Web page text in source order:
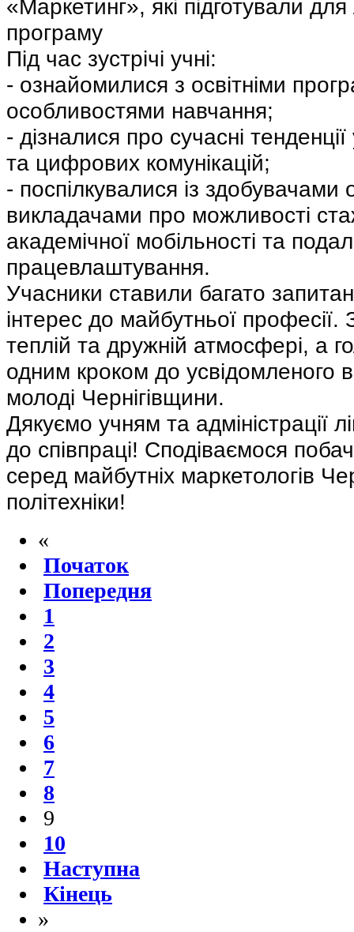
«Маркетинг», які підготували для
програму
Під час зустрічі учні:
- ознайомилися з освітніми
особливостями навчання;
- дізналися про сучасні
та цифрових комунікацій;
- поспілкувалися із здобувачами
викладачами про можливості
академічної мобільності та
працевлаштування.
Учасники ставили багато
інтерес до майбутньої
теплій та дружній атмосфері, а
одним кроком до усвідомленого
молоді Чернігівщини.
Дякуємо учням та адміністрації
до співпраці! Сподіваємося
серед майбутніх маркетологів
політехніки!
«
Початок
Попередня
1
2
3
4
5
6
7
8
9
10
Наступна
Кінець
»